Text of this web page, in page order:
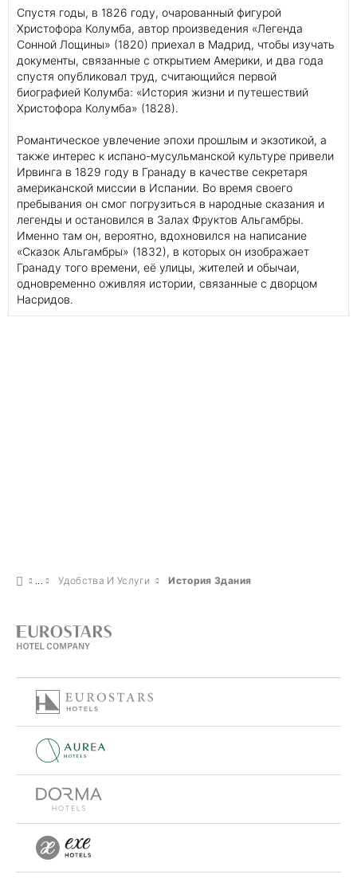
Спустя годы, в 1826 году, очарованный фигурой
Христофора Колумба, автор произведения «Легенда
Сонной Лощины» (1820) приехал в Мадрид, чтобы изучать
документы, связанные с открытием Америки, и два года
спустя опубликовал труд, считающийся первой
биографией Колумба: «История жизни и путешествий
Христофора Колумба» (1828).
Романтическое увлечение эпохи прошлым и экзотикой, а
также интерес к испано-мусульманской культуре привели
Ирвинга в 1829 году в Гранаду в качестве секретаря
американской миссии в Испании. Во время своего
пребывания он смог погрузиться в народные сказания и
легенды и остановился в Залах Фруктов Альгамбры.
Именно там он, вероятно, вдохновился на написание
«Сказок Альгамбры» (1832), в которых он изображает
Гранаду того времени, её улицы, жителей и обычаи,
одновременно оживляя истории, связанные с дворцом
Насридов.
Удобства И Услуги История Здания